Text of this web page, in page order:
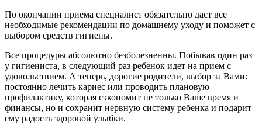
По окончании приема специалист обязательно даст все
необходимые рекомендации по домашнему уходу и поможет с
выбором средств гигиены.
Все процедуры абсолютно безболезненны. Побывав один раз
у гигиениста, в следующий раз ребенок идет на прием с
удовольствием. А теперь, дорогие родители, выбор за Вами:
постоянно лечить кариес или проводить плановую
профилактику, которая сэкономит не только Ваше время и
финансы, но и сохранит нервную систему ребенка и подарит
ему радость здоровой улыбки.